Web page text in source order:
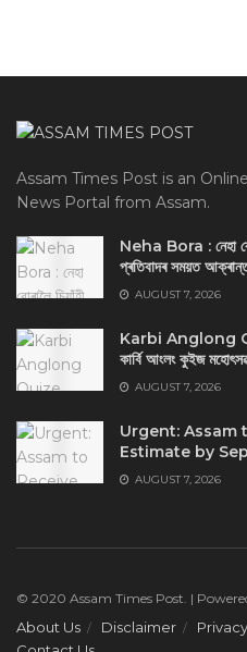
Assam Times Post is an
News Portal from Assam.
Neha Bora : নেহা
প্ৰতিবাদৰ সময়ত
AUGUST 7, 2026
Karbi Anglong
কাৰ্বি আংলং কুইজ
AUGUST 7, 2026
Urgent: Assam
Estimate by
AUGUST 7, 2026
© 2020 Assam Times Post. |
About Us Disclaimer Privacy